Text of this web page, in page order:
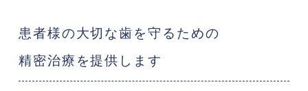
患者様の大切な歯を守るための
精密治療を提供します